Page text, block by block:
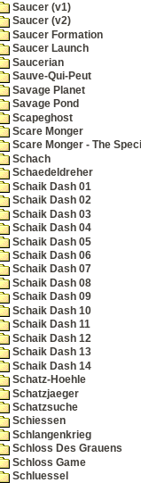
Saucer (v1)
Saucer (v2)
Saucer Formation
Saucer Launch
Saucerian
Sauve-Qui-Peut
Savage Planet
Savage Pond
Scapeghost
Scare Monger
Scare Monger - The
Schach
Schaedeldreher
Schaik Dash 01
Schaik Dash 02
Schaik Dash 03
Schaik Dash 04
Schaik Dash 05
Schaik Dash 06
Schaik Dash 07
Schaik Dash 08
Schaik Dash 09
Schaik Dash 10
Schaik Dash 11
Schaik Dash 12
Schaik Dash 13
Schaik Dash 14
Schatz-Hoehle
Schatzjaeger
Schatzsuche
Schiessen
Schlangenkrieg
Schloss Des Grauens
Schloss Game
Schluessel